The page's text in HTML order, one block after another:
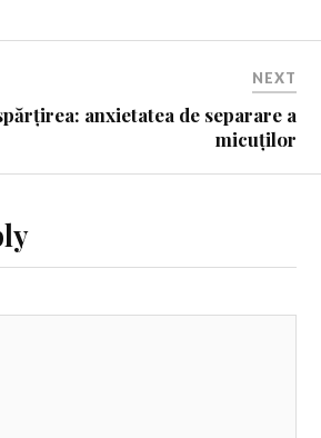
NEXT
anxietatea de separare a
micuților